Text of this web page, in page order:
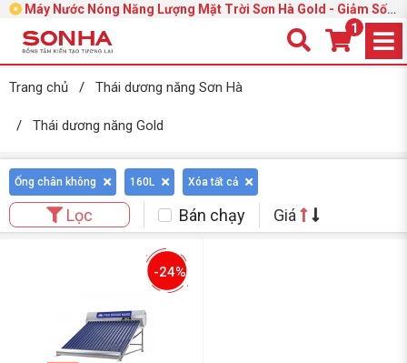
Máy Nước Nóng Năng Lượng Mặt Trời Sơn Hà Gold - Giảm Sốc
1
Trang chủ / Thái dương năng Sơn Hà
/ Thái dương năng Gold
Ống chân không 160L Xóa tất cả
Lọc Bán chạy Giá
-24%